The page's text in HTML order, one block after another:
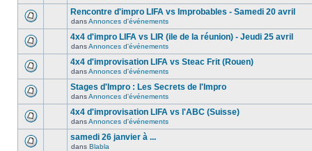
Rencontre d'impro LIFA vs Improbables - Samedi 20 avril
dansAnnonces d'événements
4x4 d'impro LIFA vs LIR (ile de la réunion) - Jeudi 25 avril
dansAnnonces d'événements
4x4 d'improvisation LIFA vs Steac Frit (Rouen)
dansAnnonces d'événements
Stages d'Impro : Les Secrets de l'Impro
dansAnnonces d'événements
4x4 d'improvisation LIFA vs l'ABC (Suisse)
dansAnnonces d'événements
samedi 26 janvier à ...
dans Blabla